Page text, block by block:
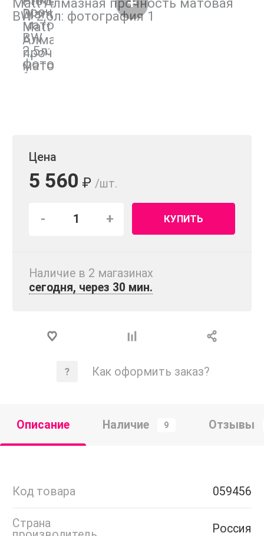
Цена
5 560 ₽ /шт.
- + КУПИТЬ
Наличие в 2 магазинах
сегодня, через 30 мин.
Как оформить заказ?
Описание Наличие 9 Отзывы
Код товара 059456
Страна
Россия